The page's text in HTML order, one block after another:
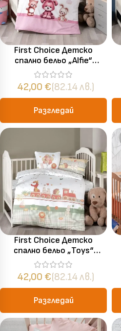
First Choice Детско
спално бельо „Alfie“
Бамбук Сатен – 100%
бамбук – 4 части – за
бебешко легло
42,00 €(82.14 лв.)
Разгледай
First Choice Детско
спално бельо „Toys“
Бамбук Сатен – 100%
бамбук – 4 части – за
бебешко легло
42,00 €(82.14 лв.)
Разгледай